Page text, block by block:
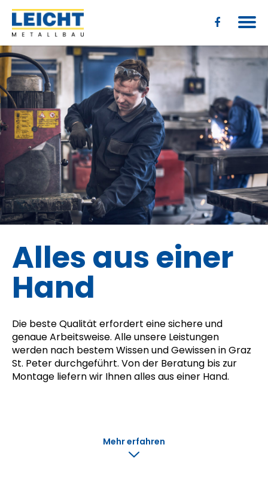
Alles aus einer
Hand
Die beste Qualität erfordert eine sichere und
genaue Arbeitsweise. Alle unsere Leistungen
werden nach bestem Wissen und Gewissen in Graz
St. Peter durchgeführt. Von der Beratung bis zur
Montage liefern wir Ihnen alles aus einer Hand.
Mehr erfahren